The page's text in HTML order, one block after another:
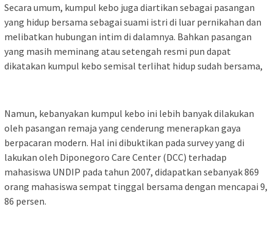
Secara umum, kumpul kebo juga diartikan sebagai pasangan
yang hidup bersama sebagai suami istri di luar pernikahan dan
melibatkan hubungan intim di dalamnya. Bahkan pasangan
yang masih meminang atau setengah resmi pun dapat
dikatakan kumpul kebo semisal terlihat hidup sudah bersama,
Namun, kebanyakan kumpul kebo ini lebih banyak dilakukan
oleh pasangan remaja yang cenderung menerapkan gaya
berpacaran modern. Hal ini dibuktikan pada survey yang di
lakukan oleh Diponegoro Care Center (DCC) terhadap
mahasiswa UNDIP pada tahun 2007, didapatkan sebanyak 869
orang mahasiswa sempat tinggal bersama dengan mencapai 9,
86 persen.